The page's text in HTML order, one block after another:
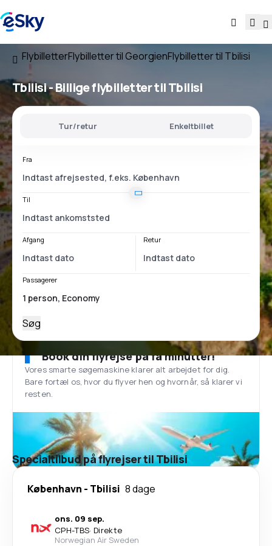
FlybilletterFlybilletter til GeorgienFlybilletter til Tbilisi
Tbilisi - Billige flybilletter til Tbilisi
Tur/retur Enkeltbillet
Fra
Til
Afgang Retur
Passagerer
Søg
Book din flyrejse på få minutter!
Vores smarte søgemaskine klarer alt arbejdet for dig.
Bare fortæl os, hvor du flyver hen og hvornår, så klarer vi
resten.
Specialtilbud på flyrejser til Tbilisi
København - Tbilisi 8 dage
ons. 09 sep.
CPH-TBS· Direkte
Norwegian Air Sweden